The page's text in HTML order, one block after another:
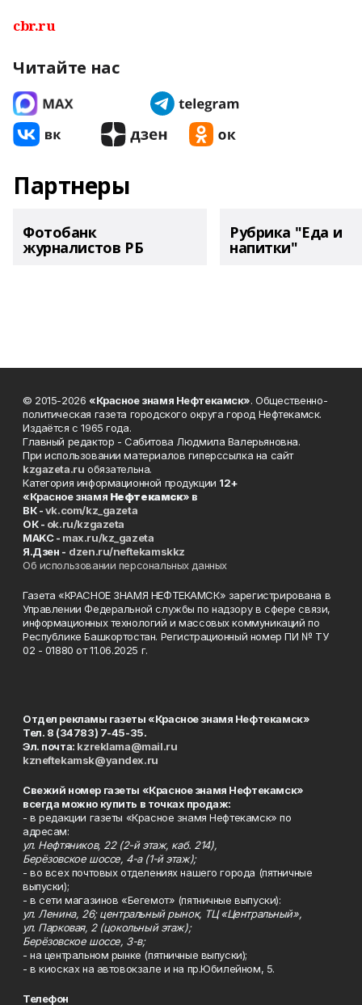
cbr.ru
Читайте нас
Партнеры
Фотобанк
журналистов РБ
Рубрика "Еда и
напитки"
© 2015-2026 «Красное знамя Нефтекамск». Общественно-
политическая газета городского округа город Нефтекамск.
Издаётся с 1965 года.
Главный редактор - Сабитова Людмила Валерьяновна.
При использовании материалов гиперссылка на сайт
kzgazeta.ru обязательна.
Категория информационной продукции 12+
«Красное знамя Нефтекамск» в
ВК -vk.com/kz_gazeta
ОК - ok.ru/kzgazeta
MAKC - max.ru/kz_gazeta
Я.Дзен - dzen.ru/neftekamskkz
Об использовании персональных данных
Газета «КРАСНОЕ ЗНАМЯ НЕФТЕКАМСК» зарегистрирована в
Управлении Федеральной службы по надзору в сфере связи,
информационных технологий и массовых коммуникаций по
Республике Башкортостан. Регистрационный номер ПИ № ТУ
02 - 01880 от 11.06.2025 г.
Отдел рекламы газеты «Красное знамя Нефтекамск»
Тел. 8 (34783) 7-45-35.
Эл. почта: kzreklama@mail.ru
kzneftekamsk@yandex.ru
Свежий номер газеты «Красное знамя Нефтекамск»
всегда можно купить в точках продаж:
- в редакции газеты «Красное знамя Нефтекамск» по
адресам:
ул. Нефтяников, 22 (2-й этаж, каб. 214),
Берёзовское шоссе, 4-а (1-й этаж);
- во всех почтовых отделениях нашего города (пятничные
выпуски);
- в сети магазинов «Бегемот» (пятничные выпуски):
ул. Ленина, 26; центральный рынок, ТЦ «Центральный»,
ул. Парковая, 2 (цокольный этаж);
Берёзовское шоссе, 3-в;
- на центральном рынке (пятничные выпуски);
- в киосках на автовокзале и на пр.Юбилейном, 5.
Телефон